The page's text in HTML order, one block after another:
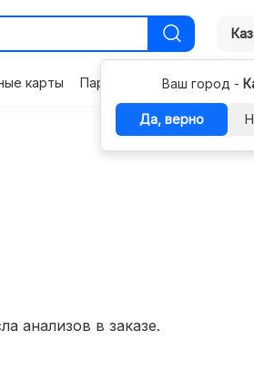
Ваш город -
Да, верно
карты Партнерам Контакты
анализов в заказе.